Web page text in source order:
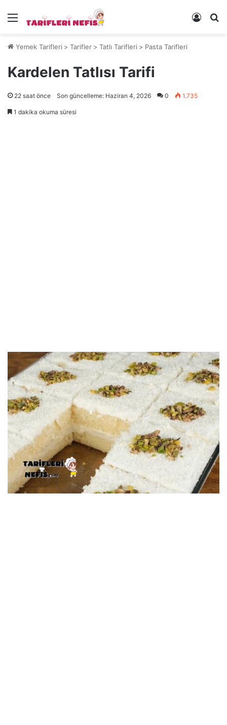
Menü Kayıt
Yemek Tarifleri > Tarifler > Tatlı Tarifleri > Pasta Tarifleri
Kardelen Tatlısı Tarifi
22 saat önce Son güncelleme: Haziran 4, 2026 0 1.735
1 dakika okuma süresi